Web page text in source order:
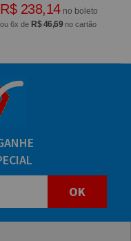
R$ 238,14no boleto
ou 6x de R$ 46,69 no cartão
OK